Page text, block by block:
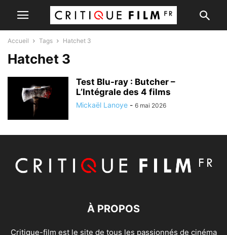
Accueil Tags Hatchet 3
Hatchet 3
Test Blu-ray : Butcher –
L’Intégrale des 4 films
Mickaël Lanoye - 6 mai 2026
À PROPOS
Critique-film est le site de tous les passionnés de cinéma